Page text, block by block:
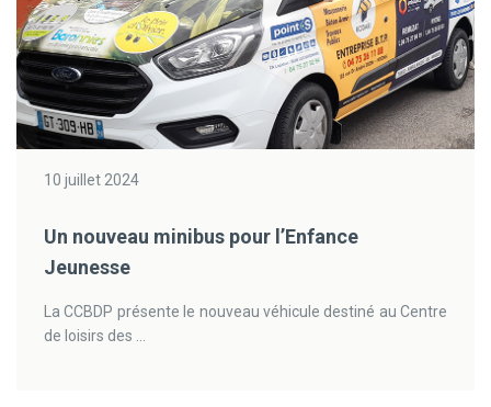
10 juillet 2024
Un nouveau minibus pour l’Enfance
Jeunesse
La CCBDP présente le nouveau véhicule destiné au Centre
de loisirs des ...